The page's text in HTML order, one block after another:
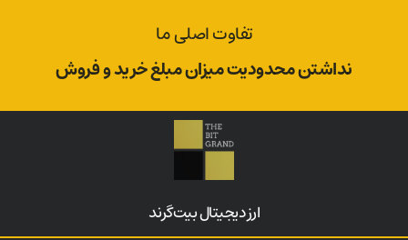
تفاوت اصلی ما
نداشتن محدودیت میزان مبلغ خرید و فروش
ارز‌ دیجیتال بیت‌گرند